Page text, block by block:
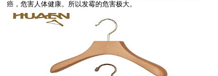
癌，危害人体健康。所以发霉的危害极大。